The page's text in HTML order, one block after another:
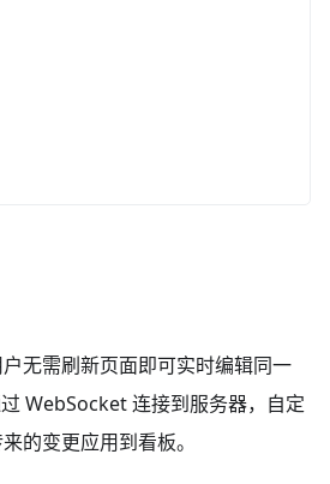
无需刷新页面即可实时编辑同一
WebSocket 连接到服务器，自定
的变更应用到看板。